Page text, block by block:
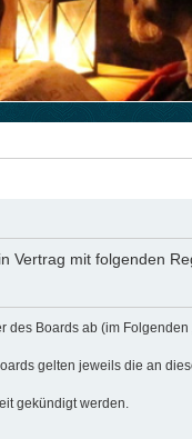
Vertrag mit folgenden
Boards ab (im
gelten jeweils die an
gekündigt werden.